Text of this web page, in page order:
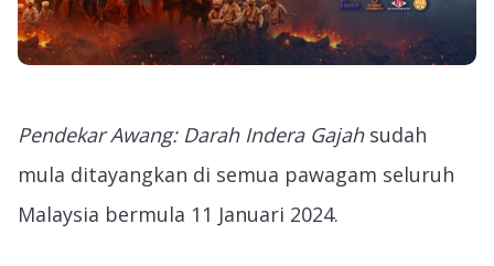
Pendekar Awang: Darah Indera Gajahsudah
mula ditayangkan di semua pawagam seluruh
Malaysia bermula 11 Januari 2024.